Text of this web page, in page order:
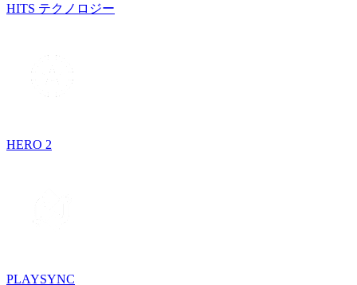
HITS テクノロジー
HERO 2
PLAYSYNC